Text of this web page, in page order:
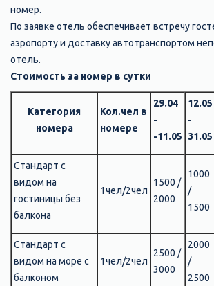
номер.
По заявке отель обеспечивает встречу
аэропорту и доставку автотранспортом
отель.
Стоимость за номер в сутки
Категория
номера
Кол.чел в
номере
29.04
-
-11.05
12.05
-
31.05
Стандарт с
видом на
гостиницы без
балкона
1чел/2чел
1500 /
2000
1000
/
1500
Стандарт с
видом на море с
балконом
1чел/2чел
2500 /
3000
2000
/
2500